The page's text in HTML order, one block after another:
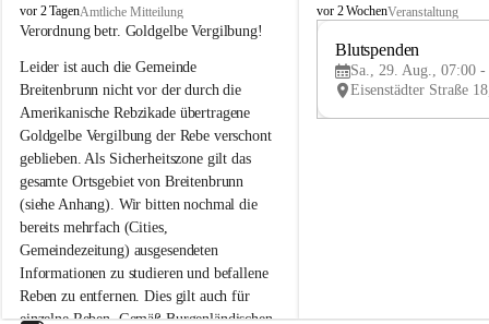
B
r
i
t
e
n
b
r
u
n
n
a
m
N
e
vor 2 TagenAmtliche Mitteilung
Verordnung betr. Goldgelbe Vergilbung!
Leider ist auch die Gemeinde
Breitenbrunn nicht vor der durch die
Amerikanische Rebzikade übertragene
Goldgelbe Vergilbung der Rebe verschont
geblieben. Als Sicherheitszone gilt das
gesamte Ortsgebiet von Breitenbrunn
(siehe Anhang). Wir bitten nochmal die
bereits mehrfach (Cities,
Gemeindezeitung) ausgesendeten
Informationen zu studieren und befallene
Reben zu entfernen. Dies gilt auch für
einzelne Reben. Gemäß Burgenländischen
B
e
vor 2 WochenVeranstaltung
Blutspenden
Sa., 29. Aug., 07:00 -